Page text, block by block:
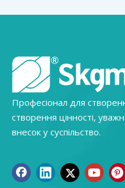
Професіонал для
створення цінності,
внесок у суспільство.